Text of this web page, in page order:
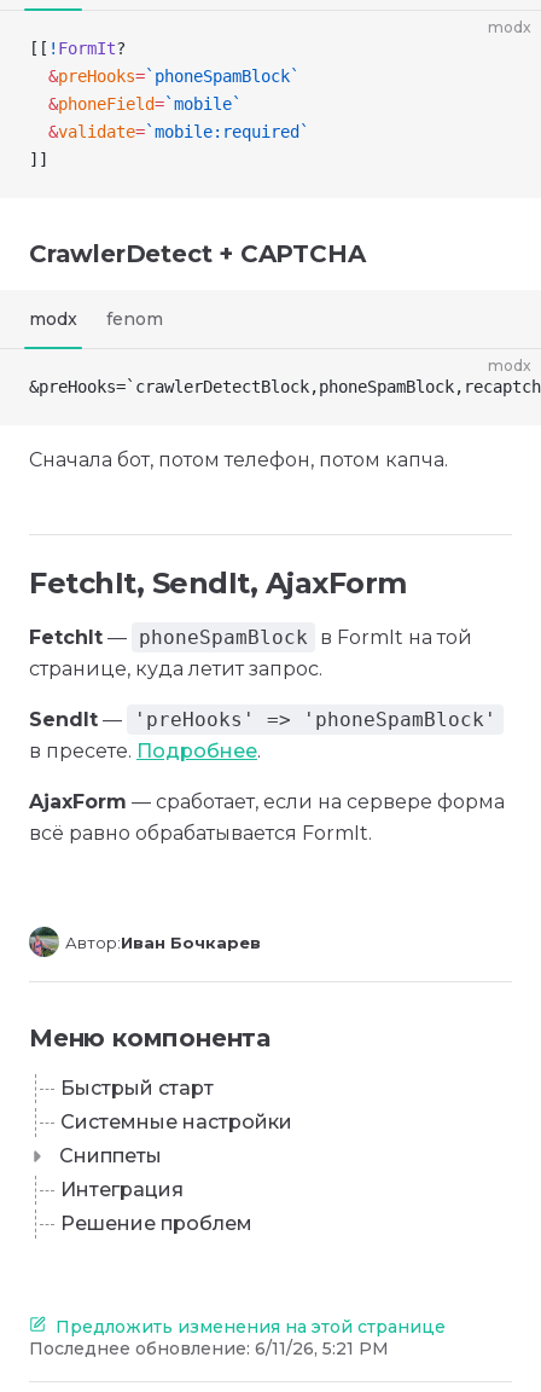
modx
[[ ! FormIt?
  &
preHooks=`phoneSpamBlock`
  &
phoneField=`mobile`
  &
validate=`mobile:required`
]]
CrawlerDetect + CAPTCHA
modx fenom
modx
Сначала бот, потом телефон, потом капча.
FetchIt, SendIt, AjaxForm
FetchIt — phoneSpamBlock
в FormIt на той
странице, куда летит запрос.
SendIt —
'preHooks' => 'phoneSpamBlock'
в пресете. Подробнее.
AjaxForm — сработает, если на сервере форма
всё равно обрабатывается FormIt.
Автор:Иван Бочкарев
Меню компонента
Быстрый старт
Системные настройки
Сниппеты
Интеграция
Решение проблем
Предложить изменения на этой странице
Последнее обновление: 6/11/26, 5:21 PM